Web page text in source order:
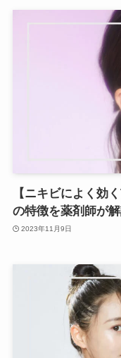
【ニキビによく効
の特徴を薬剤師が解
2023年11月9日